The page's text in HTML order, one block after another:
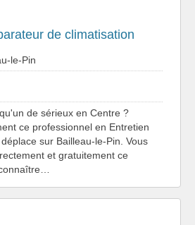
de climatisation
le-Pin
de sérieux en Centre ?
ce professionnel en Entretien
sur Bailleau-le-Pin. Vous
et gratuitement ce